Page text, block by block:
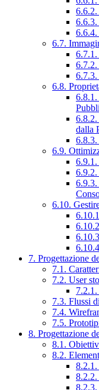
6.7.
6.7.1.
6.8.
dalla
6.8.3.
6.9.
6.9.3.
6.10.
7. Progettazione
7.1.
7.2. User
7.3. Flussi
7.4.
7.5.
8. Progettazione
8.1.
8.2.